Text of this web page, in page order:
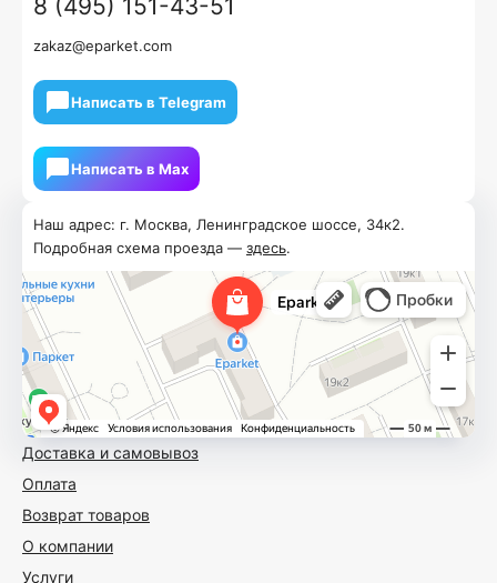
Доставка и самовывоз
Оплата
Возврат товаров
О компании
Услуги
Наш адрес: г. Москва, Ленинградское шоссе, 34к2.
Подробная схема проезда — здесь.
8 (495) 151-43-51
zakaz@eparket.com
Написать в Telegram
Написать в Мах